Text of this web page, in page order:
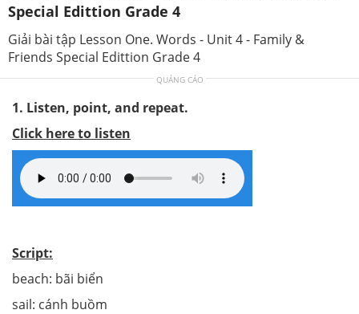
Special Edittion Grade 4
Giải bài tập Lesson One. Words - Unit 4 - Family &
Friends Special Edittion Grade 4
QUẢNG CÁO
1. Listen, point, and repeat.
Click here to listen
Script:
beach: bãi biển
sail: cánh buồm